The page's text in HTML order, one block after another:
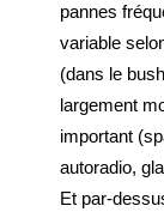
pannes
variable
(dans le
largement
important
autoradio,
Et par-